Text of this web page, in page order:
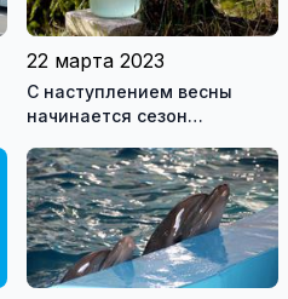
22 марта 2023
С наступлением весны
начинается сезон
сока